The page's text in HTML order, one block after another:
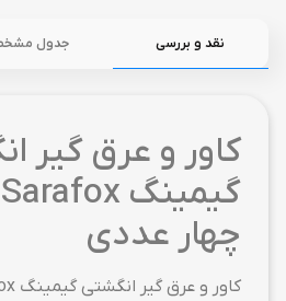
نقد و بررسی جدول
کاور و عرق گیر
چهار عددی